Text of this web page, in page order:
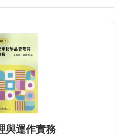
與運作實務